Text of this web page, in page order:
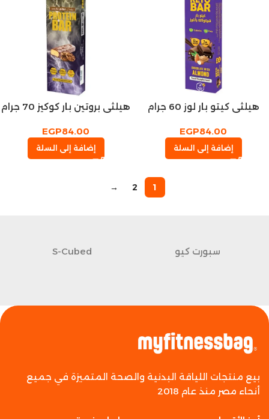
هيلثي كيتو بار لوز 60 جرام
EGP84.00
إضافة إلى السلة
هيلثي بروتين بار كوكيز 70 جرام
EGP84.00
إضافة إلى السلة
1
2
→
سبورت كيو S-Cubed
بيع منتجات اللياقة البدنية والصحة المتميزة في جميع
أنحاء مصر منذ عام 2018